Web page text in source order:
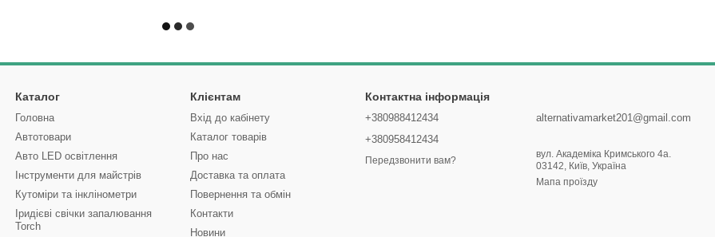
Каталог
Головна
Автотовари
Авто LED освітлення
Інструменти для майстрів
Кутоміри та інклінометри
Іридієві свічки запалювання
Torch
Клієнтам
Вхід до кабінету
Каталог товарів
Про нас
Доставка та оплата
Повернення та обмін
Контакти
Новини
Контактна інформація
+380988412434
+380958412434
Передзвонити вам?
alternativamarket201@gmail.com
вул. Академіка Кримського 4а.
03142, Київ, Україна
Мапа проїзду